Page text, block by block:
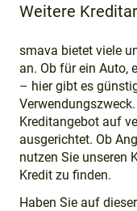
Weitere
smava bietet viele
an. Ob für ein Auto,
– hier gibt es
Kreditangebot auf
ausgerichtet. Ob
nutzen Sie unseren
Kredit zu finden.
Haben Sie auf